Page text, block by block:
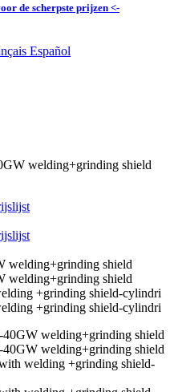
de scherpste prijzen <-
Español
welding+grinding shield